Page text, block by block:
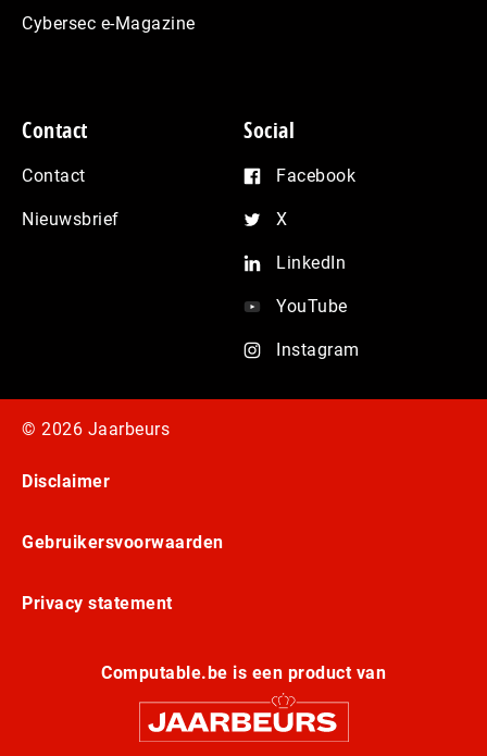
Cybersec e-Magazine
Contact
Contact
Nieuwsbrief
Social
Facebook
X
LinkedIn
YouTube
Instagram
© 2026 Jaarbeurs
Disclaimer
Gebruikersvoorwaarden
Privacy statement
Computable.be is een product van